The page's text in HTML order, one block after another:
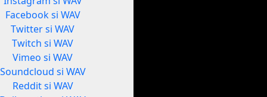
Facebook si WAV
Twitter si WAV
Twitch si WAV
Vimeo si WAV
Soundcloud si WAV
Reddit si WAV